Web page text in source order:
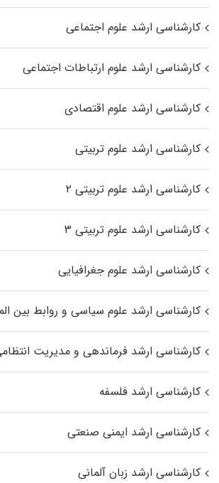
کارشناسی ارشد علوم اجتماعی
کارشناسی ارشد علوم ارتباطات اجتماعی
کارشناسی ارشد علوم اقتصادی
کارشناسی ارشد علوم تربیتی
کارشناسی ارشد علوم تربیتی ۲
کارشناسی ارشد علوم تربیتی ۳
کارشناسی ارشد علوم جغرافیایی
کارشناسی ارشد علوم سیاسی و روابط بین
کارشناسی ارشد فرماندهی و مدیریت
کارشناسی ارشد فلسفه
کارشناسی ارشد ایمنی صنعتی
کارشناسی ارشد زبان آلمانی